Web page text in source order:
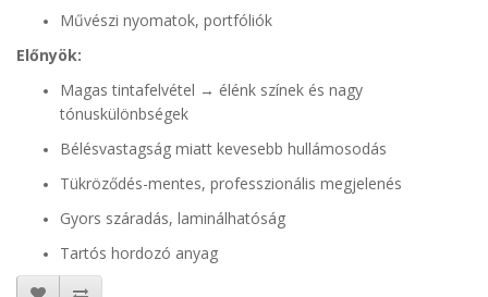
Művészi nyomatok, portfóliók
Előnyök:
Magas tintafelvétel → élénk színek és nagy
tónuskülönbségek
Bélésvastagság miatt kevesebb hullámosodás
Tükröződés-mentes, professzionális megjelenés
Gyors száradás, laminálhatóság
Tartós hordozó anyag